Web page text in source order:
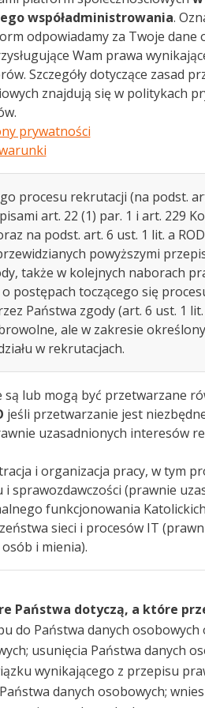
współadministrowania.
odpowiadamy za Twoje dane
Wam prawa
Szczegóły dotyczące zasad
znajdują się w politykach
prywatności
procesu rekrutacji (na podst.
art. 22 (1) par. 1 i art. 229
na podst. art. 6 ust. 1 lit. a
powyższymi
także w kolejnych naborach
postępach toczącego się
Państwa zgody (art. 6 ust. 1 lit.
ale w zakresie
w rekrutacjach.
są lub mogą być przetwarzane
jeśli przetwarzanie jest
uzasadnionych interesów
i organizacja pracy, w tym
sprawozdawczości (prawnie
funkcjonowania
sieci i procesów IT
i mienia).
Państwa dotyczą, a które
do Państwa danych
usunięcia Państwa danych
wynikającego z przepisu
danych osobowych;